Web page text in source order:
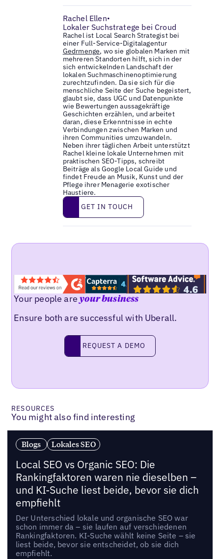
Rachel Ellen•
Lokaler Suchstratege bei Croud
Rachel ist Local Search Strategist bei
einer Full-Service-Digitalagentur
Gedrmenge, wo sie globalen Marken mit
mehreren Standorten hilft, sich in der
sich entwickelnden Landschaft der
lokalen Suchmaschinenoptimierung
zurechtzufinden. Da sie sich für die
menschliche Seite der Suche begeistert,
glaubt sie, dass UGC und Datenpunkte
wie Bewertungen aussagekräftige
Geschichten erzählen, und arbeitet
daran, diese Erkenntnisse in echte
Verbindungen zwischen Marken und
ihren Communities umzuwandeln.
Neben ihrer täglichen Arbeit unterstützt
Rachel kleine lokale Unternehmen mit
praktischen SEO-Tipps, schreibt
Beiträge als Google Local Guide und
findet Freude an Musik, Kunst und der
Pflege ihrer Menagerie exotischer
Haustiere.
Get in touch
GET IN TOUCH
Your people areyour business
Ensure both are successful with Uberall.
Request a demo
REQUEST A DEMO
RESOURCES
You might also find interesting
Blogs Lokales SEO
Local SEO vs Organic SEO: Die
Rankingfaktoren waren nie dieselben –
und KI-Suche liest beide, bevor sie dich
empfiehlt
Der Unterschied lokale und organische SEO war
schon immer da – sie laufen auf verschiedenen
Rankingfaktoren. KI-Suche wählt keine Seite – sie
liest beide, bevor sie entscheidet, ob sie dich
empfiehlt.